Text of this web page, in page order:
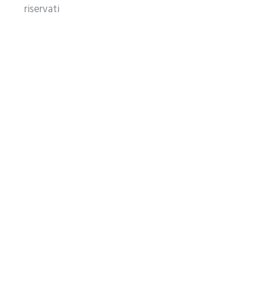
riservati